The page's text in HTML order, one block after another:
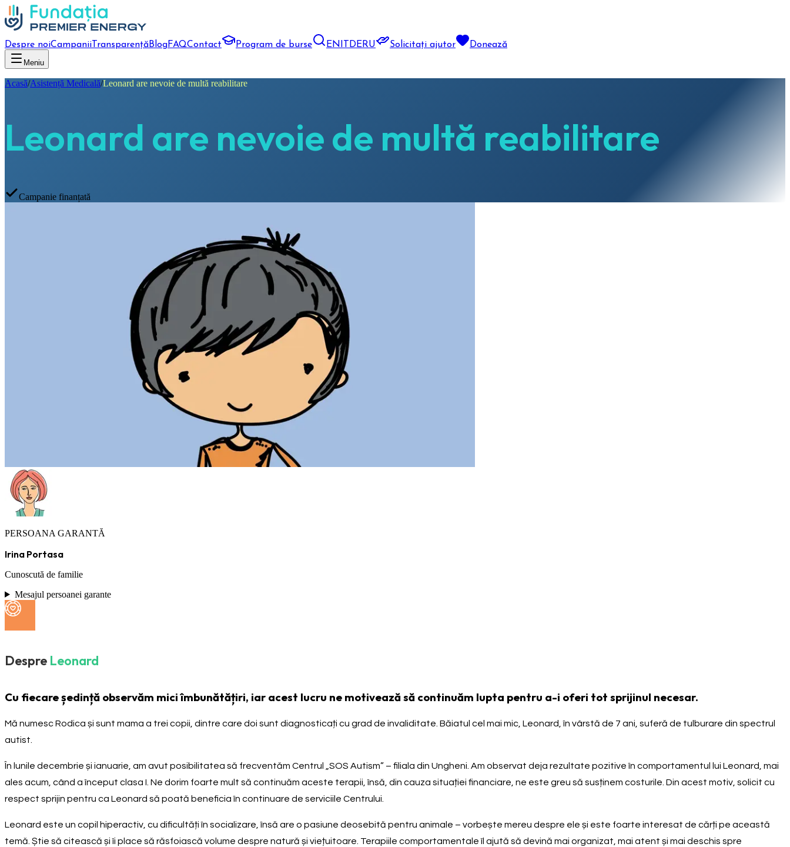
Despre noiCampanii TransparențăBlogFAQContact Program de burse EN DERU Solicitați ajutor Donează
Meniu
Acasă/Asistență Medicală/Leonard are nevoie de multă reabilitare
Leonard are nevoie de multă reabilitare
Campanie finanțată
PERSOANA GARANTĂ
Irina Portasa
Cunoscută de familie
Mesajul persoanei garante
Despre Leonard
Cu fiecare ședință observăm mici îmbunătățiri, iar acest lucru ne motivează să continuăm lupta pentru a-i oferi tot sprijinul necesar.
Mă numesc Rodica și sunt mama a trei copii, dintre care doi sunt diagnosticați cu grad de invaliditate. Băiatul cel mai mic, Leonard, în vârstă de 7 ani, suferă de tulburare din spectrul
autist.
În lunile decembrie și ianuarie, am avut posibilitatea să frecventăm Centrul „SOS Autism” – filiala din Ungheni. Am observat deja rezultate pozitive în comportamentul lui Leonard, mai
ales acum, când a început clasa I. Ne dorim foarte mult să continuăm aceste terapii, însă, din cauza situației financiare, ne este greu să susținem costurile. Din acest motiv, solicit cu
respect sprijin pentru ca Leonard să poată beneficia în continuare de serviciile Centrului.
Leonard este un copil hiperactiv, cu dificultăți în socializare, însă are o pasiune deosebită pentru animale – vorbește mereu despre ele și este foarte interesat de cărți pe această
temă. Știe să citească și îi place să răsfoiască volume despre natură și viețuitoare. Terapiile comportamentale îl ajută să devină mai organizat, mai atent și mai deschis spre